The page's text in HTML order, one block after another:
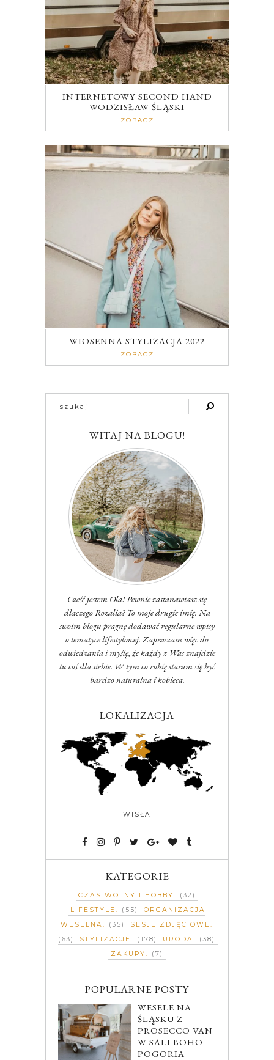
INTERNETOWY SECOND HAND
WODZISŁAW ŚLĄSKI
ZOBACZ
WIOSENNA STYLIZACJA 2022
ZOBACZ
WITAJ NA BLOGU!
Cześć jestem Ola! Pewnie zastanawiasz się
dlaczego Rozalia? To moje drugie imię. Na
swoim blogu pragnę dodawać regularne wpisy
o tematyce lifestylowej. Zapraszam więc do
odwiedzania i myślę, że każdy z Was znajdzie
tu coś dla siebie. W tym co robię staram się być
bardzo naturalna i kobieca.
LOKALIZACJA
WISŁA
KATEGORIE
CZAS WOLNY I HOBBY
(32)
LIFESTYLE
(55)
ORGANIZACJA
WESELNA
(35)
SESJE ZDJĘCIOWE
(63)
STYLIZACJE (178) URODA
(38)
ZAKUPY
(7)
POPULARNE POSTY
WESELE NA
ŚLĄSKU Z
PROSECCO VAN
W SALI BOHO
POGORIA